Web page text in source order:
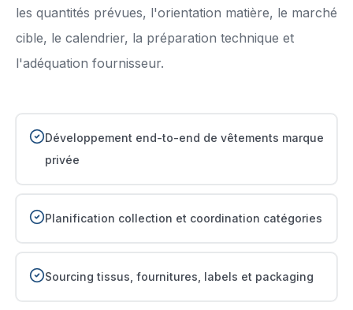
les quantités prévues, l'orientation matière, le marché
cible, le calendrier, la préparation technique et
l'adéquation fournisseur.
Développement end-to-end de vêtements marque
privée
Planification collection et coordination catégories
Sourcing tissus, fournitures, labels et packaging